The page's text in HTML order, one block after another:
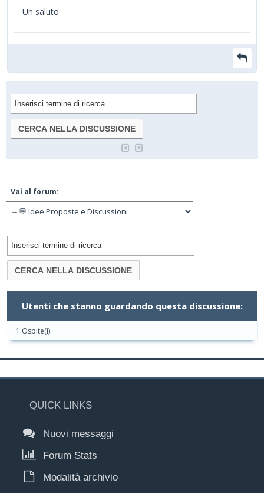
Un saluto
Vai al forum:
Utenti che stanno guardando questa discussione:
1 Ospite(i)
QUICK LINKS
Nuovi messaggi
Forum Stats
Modalità archivio